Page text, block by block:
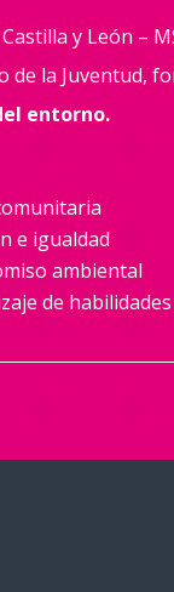
y León –
de la Juventud,
entorno.
e igualdad
ambiental
de habilidades